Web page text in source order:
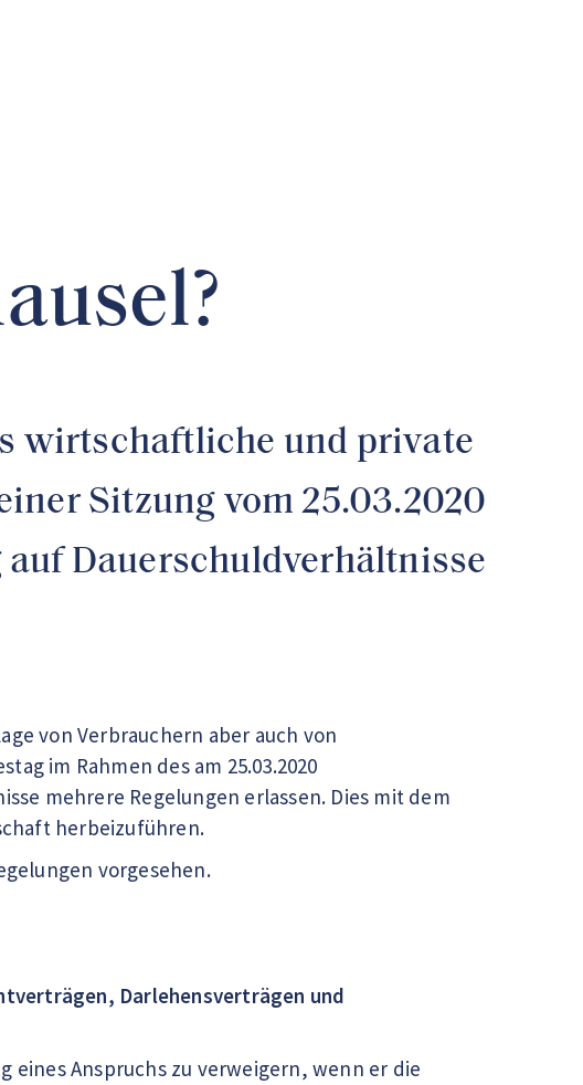
wirtschaftliche und private
Sitzung vom 25.03.2020
Dauerschuldverhältnisse
von Verbrauchern aber auch von
im Rahmen des am 25.03.2020
mehrere Regelungen erlassen. Dies mit dem
herbeizuführen.
vorgesehen.
Darlehensverträgen und
eines Anspruchs zu verweigern, wenn er die